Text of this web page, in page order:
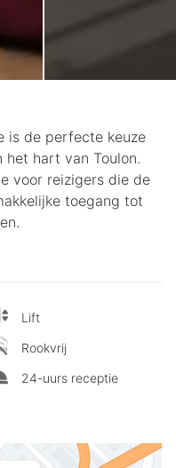
is de perfecte keuze
hart van Toulon.
voor reizigers die de
toegang tot
Lift
Rookvrij
24-uurs receptie